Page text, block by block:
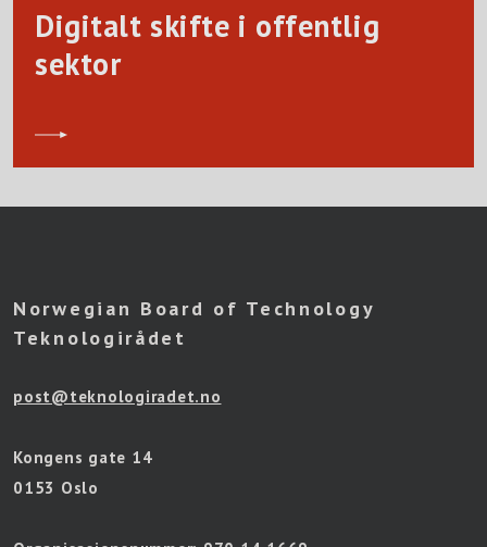
Digitalt skifte i offentlig
sektor
Norwegian Board of Technology
Teknologirådet
post@teknologiradet.no
Kongens gate 14
0153 Oslo